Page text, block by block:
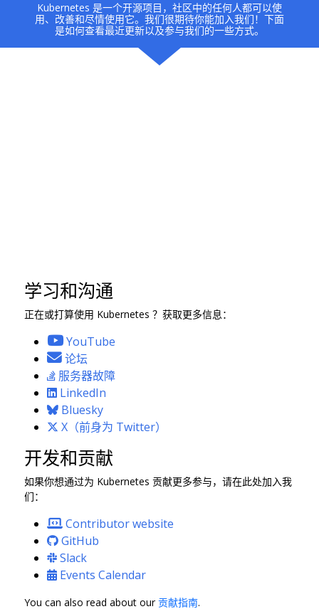
Kubernetes 是一个开源项目，社区中的任何人都可以使
用、改善和尽情使用它。我们很期待你能加入我们！下面
是如何查看最近更新以及参与我们的一些方式。
学习和沟通
正在或打算使用 Kubernetes ？获取更多信息：
YouTube
论坛
服务器故障
LinkedIn
Bluesky
X（前身为 Twitter）
开发和贡献
如果你想通过为 Kubernetes 贡献更多参与，请在此处加入我
们：
Contributor website
GitHub
Slack
Events Calendar
You can also read about our贡献指南.